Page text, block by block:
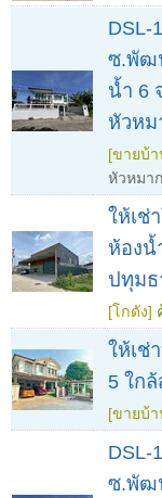
DSL-
ซ.พัฒ
น้ำ 6
หัวห
[ขายบ้า
หัวหมา
ให้เช่
ห้องน้
ปทุม
[โกดัง]
ให้เช่
5 ใก
[ขายบ้า
DSL-
ซ.พัฒ